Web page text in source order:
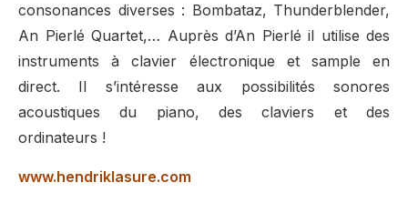
consonances diverses : Bombataz, Thunderblender,
An Pierlé Quartet,… Auprès d’An Pierlé il utilise des
instruments à clavier électronique et sample en
direct. Il s’intéresse aux possibilités sonores
acoustiques du piano, des claviers et des
ordinateurs !
www.hendriklasure.com